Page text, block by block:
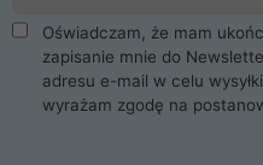
Oświadczam, że mam
zapisanie mnie do
adresu e-mail w celu
wyrażam zgodę na